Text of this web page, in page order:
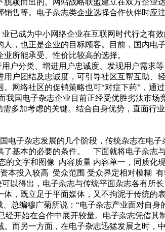
颖而出的。网站战略联盟建立在双方企业
售等。电子杂志类企业选择合作伙伴时
已成为中小网络企业在互联网时代行之有
，也正是企业的目标顾客。目前，国内电
所能承受、性价比较高的选择。
户分类、增进用户忠诚度、发现用户需求
户团结及忠诚度，可引导社区互帮互助
网络社区的促销策略也可“对症下药”，
国电子杂志企业目前正经受优胜劣汰市场
多加考虑的关键。结合自身优势，直面行
子杂志发展的几个阶段，传统杂志在电
了基本的必要的条件。 下面就将电子杂
字和图像 内容质量 内容单一，同质化
投入较高 受众范围 受众界定相对模糊
得出，电子杂志与传统平面杂志各有所
，既立足于平面媒体，又不拘泥于传统
总编穆广菊所说：“电子杂志产业面对自
开始在合作中展开较量。电子杂志凭借
而另一方面，在电子杂志迅猛发展之时，